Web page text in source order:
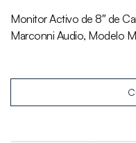
Monitor Activo de 8″ de
Marconni Audio, Modelo